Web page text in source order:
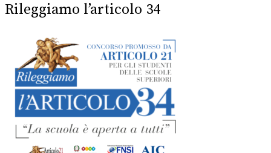
Rileggiamo l’articolo 34